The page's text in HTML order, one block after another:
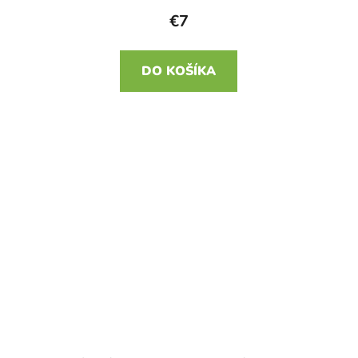
€7
DO KOŠÍKA